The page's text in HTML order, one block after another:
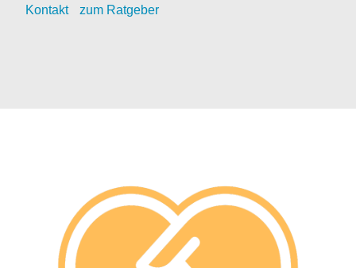
Kontakt zum Ratgeber